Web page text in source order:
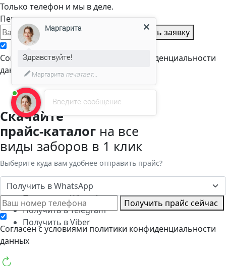
Только телефон и мы в деле.
Перезвоним через пару минут
Оставить заявку
Cогласен с условиями
политики конфиденциальности
данных
Скачайте
прайс-каталог на все
виды заборов в 1 клик
Выберите куда вам удобнее отправить прайс?
Получить в WhatsApp
Получить в WhatsApp
Получить в Telegram
Получить в Viber
Получить прайс сейчас
Cогласен с условиямиполитики конфиденциальности
данных
Введите сообщение
Маргарита
Здравствуйте!
Маргарита печатает...